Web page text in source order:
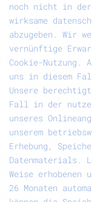
noch nicht in
wirksame
abzugeben. Wir
vernünftige
Cookie-Nutzung.
uns in diesem
Unsere
Fall in der
unseres
unserem
Erhebung,
Datenmaterials.
Weise erhobenen
26 Monaten